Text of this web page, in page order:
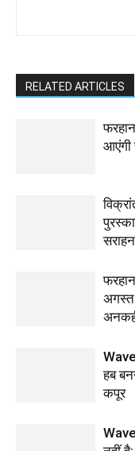
RELATED ARTICLES
आएंगी
अगस्त
हब
कपूर